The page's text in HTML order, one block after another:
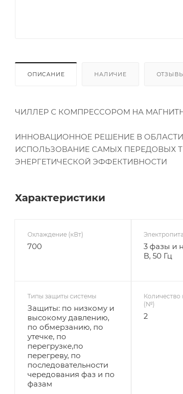
ОПИСАНИЕ НАЛИЧИЕ
ЧИЛЛЕР С КОМПРЕССОРОМ НА
ИННОВАЦИОННОЕ РЕШЕНИЕ В
ИСПОЛЬЗОВАНИЕ САМЫХ ПЕРЕДОВЫХ
ЭНЕРГЕТИЧЕСКОЙ ЭФФЕКТИВНОСТИ
Характеристики
Охлаждение (кВт)
700
3 фазы и
В, 50 Гц
Типы защиты системы
Защиты: по низкому и
высокому давлению,
по обмерзанию, по
утечке, по
перегрузке,по
перегреву, по
последовательности
чередования фаз и по
фазам
(№)
2